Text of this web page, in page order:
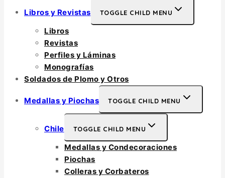
Libros y Revistas TOGGLE CHILD MENU
Libros
Revistas
Perfiles y Láminas
Monografías
Soldados de Plomo y Otros
Medallas y Piochas TOGGLE CHILD MENU
Chile TOGGLE CHILD MENU
Medallas y Condecoraciones
Piochas
Colleras y Corbateros